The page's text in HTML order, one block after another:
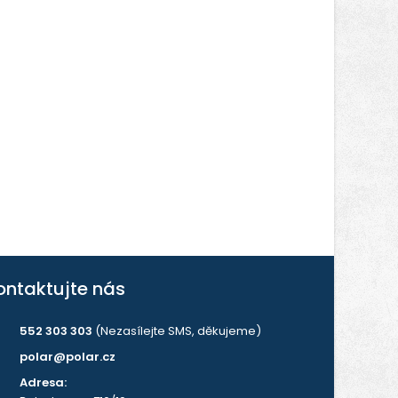
nás
552 303 303 (Nezasílejte SMS, děkujeme)
polar@polar.cz
Adresa: